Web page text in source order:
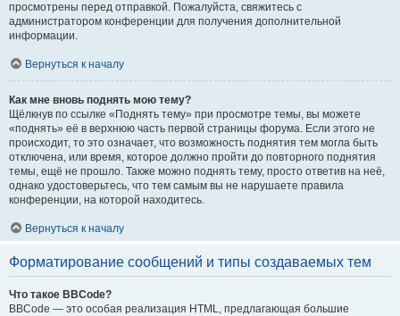
просмотрены перед отправкой. Пожалуйста, свяжитесь с
администратором конференции для получения дополнительной
информации.
Вернуться к началу
Как мне вновь поднять мою тему?
Щёлкнув по ссылке «Поднять тему» при просмотре темы, вы можете
«поднять» её в верхнюю часть первой страницы форума. Если этого не
происходит, то это означает, что возможность поднятия тем могла быть
отключена, или время, которое должно пройти до повторного поднятия
темы, ещё не прошло. Также можно поднять тему, просто ответив на неё,
однако удостоверьтесь, что тем самым вы не нарушаете правила
конференции, на которой находитесь.
Вернуться к началу
Форматирование сообщений и типы создаваемых тем
Что такое BBCode?
BBCode — это особая реализация HTML, предлагающая большие